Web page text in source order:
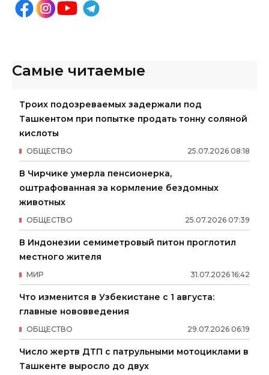
Самые читаемые
Троих подозреваемых задержали под
Ташкентом при попытке продать тонну соляной
кислоты
25.07.2026 08:18
ОБЩЕСТВО
В Чирчике умерла пенсионерка,
оштрафованная за кормление бездомных
животных
25.07.2026 07:39
ОБЩЕСТВО
В Индонезии семиметровый питон проглотил
местного жителя
31.07.2026 16:42
МИР
Что изменится в Узбекистане с 1 августа:
главные нововведения
29.07.2026 06:19
ОБЩЕСТВО
Число жертв ДТП с патрульными мотоциклами в
Ташкенте выросло до двух